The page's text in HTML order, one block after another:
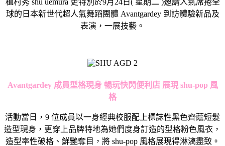
球的日本新世代超人氣舞蹈團體 Avantgardey 到訪體驗新品及
表演，一展技藝。
Avantgardey 成員型格現身 暢玩快閃便利店 展現 shu-pop 風
格
活動當日，9 位成員以一身經典校服配上標誌性黑色齊蔭短髮
造型現身，更穿上品牌特地為她們度身訂造的型格粉色風衣，
造型率性破格、鮮艷奪目，將 shu-pop 風格展現得淋漓盡致。